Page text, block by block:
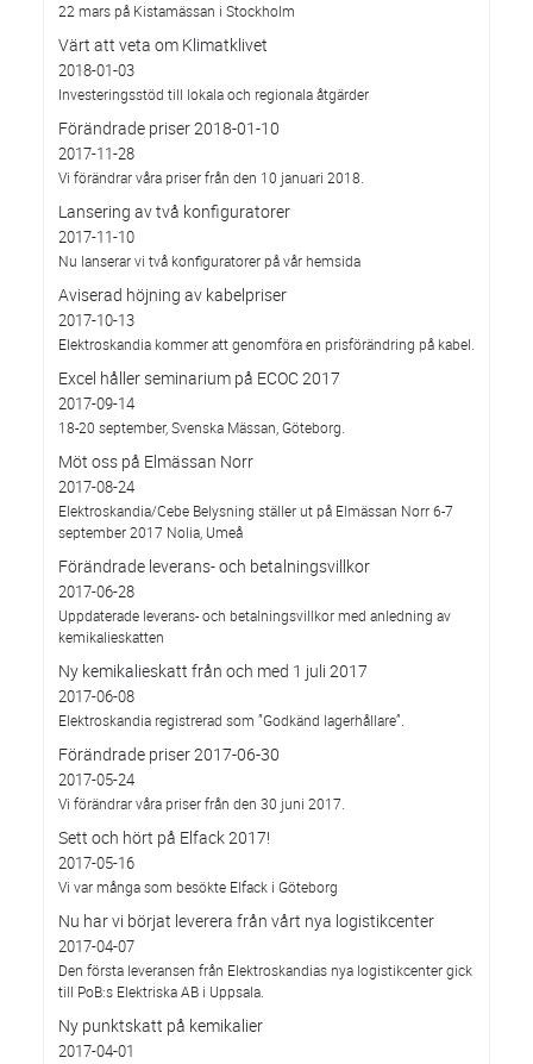
22 mars på Kistamässan i Stockholm
Värt att veta om Klimatklivet
2018-01-03
Investeringsstöd till lokala och regionala åtgärder
Förändrade priser 2018-01-10
2017-11-28
Vi förändrar våra priser från den 10 januari 2018.
Lansering av två konfiguratorer
2017-11-10
Nu lanserar vi två konfiguratorer på vår hemsida
Aviserad höjning av kabelpriser
2017-10-13
Elektroskandia kommer att genomföra en prisförändring på kabel.
Excel håller seminarium på ECOC 2017
2017-09-14
18-20 september, Svenska Mässan, Göteborg.
Möt oss på Elmässan Norr
2017-08-24
Elektroskandia/Cebe Belysning ställer ut på Elmässan Norr 6-7
september 2017 Nolia, Umeå
Förändrade leverans- och betalningsvillkor
2017-06-28
Uppdaterade leverans- och betalningsvillkor med anledning av
kemikalieskatten
Ny kemikalieskatt från och med 1 juli 2017
2017-06-08
Elektroskandia registrerad som ”Godkänd lagerhållare”.
Förändrade priser 2017-06-30
2017-05-24
Vi förändrar våra priser från den 30 juni 2017.
Sett och hört på Elfack 2017!
2017-05-16
Vi var många som besökte Elfack i Göteborg
Nu har vi börjat leverera från vårt nya logistikcenter
2017-04-07
Den första leveransen från Elektroskandias nya logistikcenter gick
till PoB:s Elektriska AB i Uppsala.
Ny punktskatt på kemikalier
2017-04-01